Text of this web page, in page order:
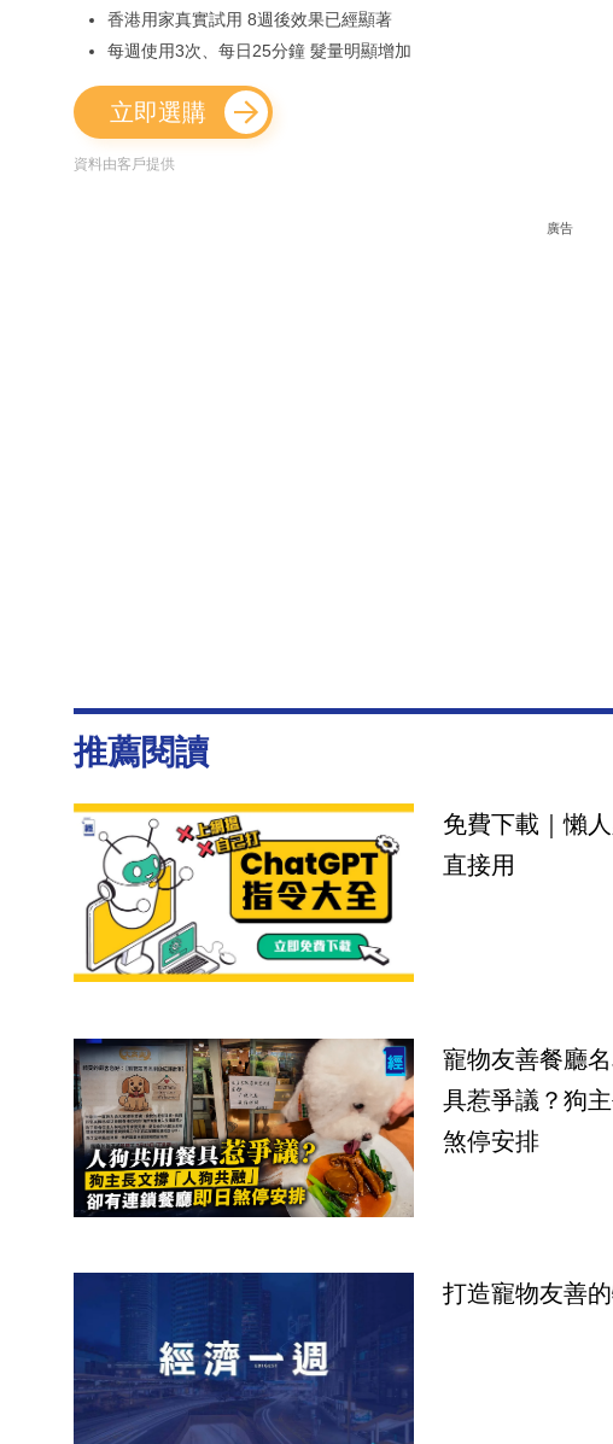
香港用家真實試用 8週後效果已經顯著
每週使用3次、每日25分鐘 髮量明顯增加
立即選購
資料由客戶提供
廣告
推薦閱讀
免費下載｜懶
直接用
寵物友善餐廳
具惹爭議？狗
煞停安排
打造寵物友善